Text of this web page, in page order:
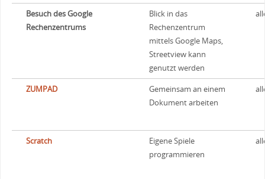
Besuch des Google
Rechenzentrums
Blick in das
Rechenzentrum
mittels Google Maps,
Streetview kann
genutzt werden
ZUMPAD
Gemeinsam an einem
Dokument arbeiten
Scratch
Eigene Spiele
programmieren